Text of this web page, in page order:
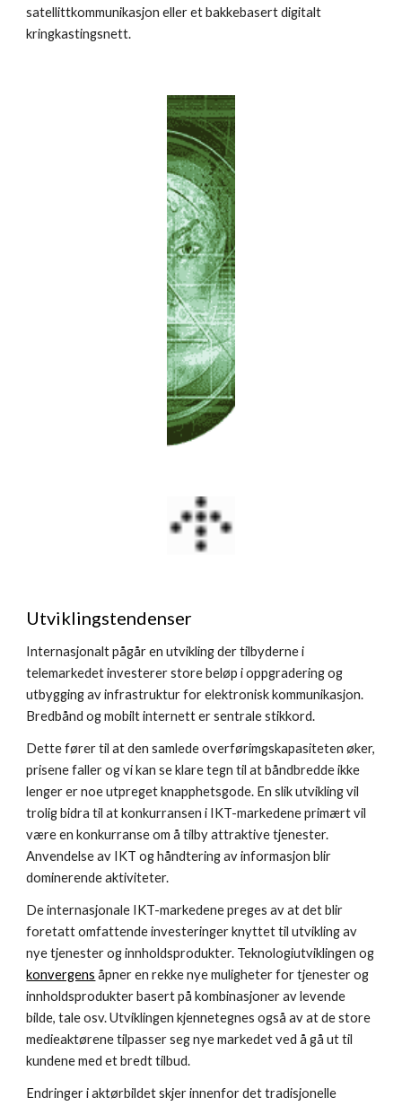
satellittkommunikasjon eller et bakkebasert digitalt
kringkastingsnett.
Utviklingstendenser
Internasjonalt pågår en utvikling der tilbyderne i
telemarkedet investerer store beløp i oppgradering og
utbygging av infrastruktur for elektronisk kommunikasjon.
Bredbånd og mobilt internett er sentrale stikkord.
Dette fører til at den samlede overførimgskapasiteten øker,
prisene faller og vi kan se klare tegn til at båndbredde ikke
lenger er noe utpreget knapphetsgode. En slik utvikling vil
trolig bidra til at konkurransen i IKT-markedene primært vil
være en konkurranse om å tilby attraktive tjenester.
Anvendelse av IKT og håndtering av informasjon blir
dominerende aktiviteter.
De internasjonale IKT-markedene preges av at det blir
foretatt omfattende investeringer knyttet til utvikling av
konvergens åpner en rekke nye muligheter for tjenester og
innholdsprodukter basert på kombinasjoner av levende
bilde, tale osv. Utviklingen kjennetegnes også av at de store
medieaktørene tilpasser seg nye markedet ved å gå ut til
kundene med et bredt tilbud.
Endringer i aktørbildet skjer innenfor det tradisjonelle